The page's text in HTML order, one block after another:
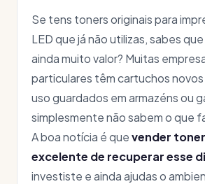
Se tens toners originais para
LED que já não utilizas, sabes
ainda muito valor? Muitas
particulares têm cartuchos
uso guardados em armazéns ou
simplesmente não sabem o que
A boa notícia é quevender
excelente de recuperar esse
investiste e ainda ajudas o